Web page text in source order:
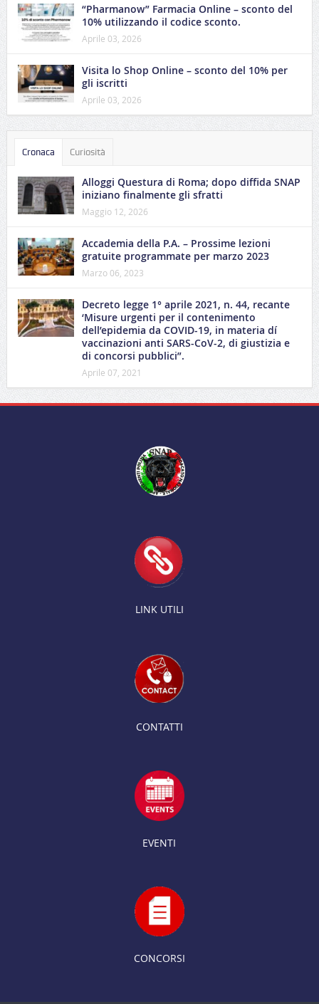
“Pharmanow” Farmacia Online – sconto del
10% utilizzando il codice sconto.
Aprile 03, 2026
Visita lo Shop Online – sconto del 10% per
gli iscritti
Aprile 03, 2026
Cronaca Curiosità
Alloggi Questura di Roma; dopo diffida SNAP
iniziano finalmente gli sfratti
Maggio 12, 2026
Accademia della P.A. – Prossime lezioni
gratuite programmate per marzo 2023
Marzo 06, 2023
Decreto legge 1° aprile 2021, n. 44, recante
‘Misure urgenti per il contenimento
dell’epidemia da COVID-19, in materia dí
vaccinazioni anti SARS-CoV-2, di giustizia e
di concorsi pubblici”.
Aprile 07, 2021
LINK UTILI
CONTATTI
EVENTI
CONCORSI